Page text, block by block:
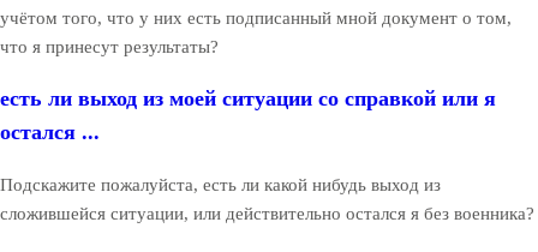
учётом того, что у них есть подписанный мной документ о том,
что я принесут результаты?
есть ли выход из моей ситуации со справкой или я
остался ...
Подскажите пожалуйста, есть ли какой нибудь выход из
сложившейся ситуации, или действительно остался я без военника?